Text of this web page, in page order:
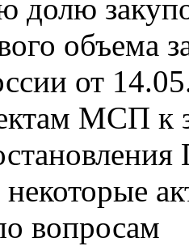
долю
объема
от
МСП к
вопросам